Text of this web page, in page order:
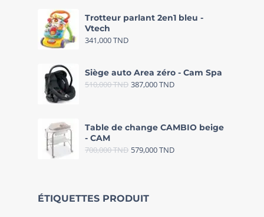
Trotteur parlant 2en1 bleu -
Vtech
341,000TND
Siège auto Area zéro - Cam Spa
510,000TND 387,000TND
Table de change CAMBIO beige
- CAM
700,000TND 579,000TND
ÉTIQUETTES PRODUIT